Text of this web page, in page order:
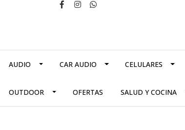
AUDIO CAR AUDIO CELULARES
OUTDOOR OFERTAS SALUD Y COCINA